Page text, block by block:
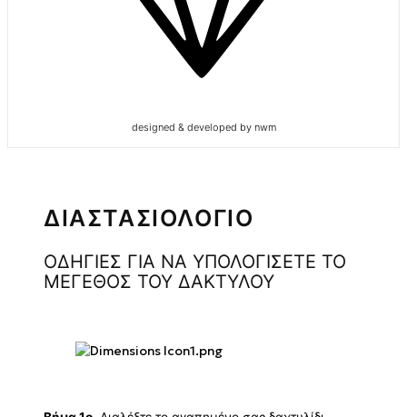
designed & developed by nwm
ΔΙΑΣΤΑΣΙΟΛΟΓΙΟ
ΟΔΗΓΙΕΣ ΓΙΑ ΝΑ ΥΠΟΛΟΓΙΣΕΤΕ ΤΟ
ΜΕΓΕΘΟΣ ΤΟΥ ΔΑΚΤΥΛΟΥ